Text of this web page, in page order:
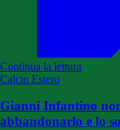
Continua la lettura
Calcio Estero
Gianni Infantino
abbandonarlo e lo